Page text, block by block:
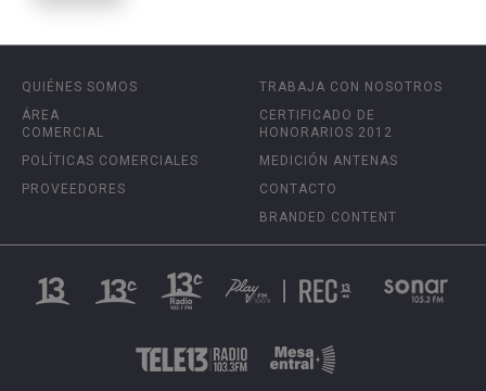
QUIÉNES SOMOS
ÁREA
COMERCIAL
POLÍTICAS COMERCIALES
PROVEEDORES
TRABAJA CON NOSOTROS
CERTIFICADO DE
HONORARIOS 2012
MEDICIÓN ANTENAS
CONTACTO
BRANDED CONTENT